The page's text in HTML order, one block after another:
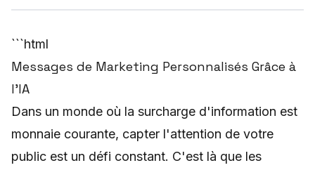
```html
Messages de Marketing Personnalisés Grâce à
l'IA
Dans un monde où la surcharge d'information est
monnaie courante, capter l'attention de votre
public est un défi constant. C'est là que les